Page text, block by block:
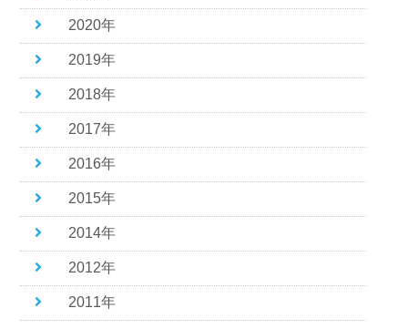
2020年
2019年
2018年
2017年
2016年
2015年
2014年
2012年
2011年